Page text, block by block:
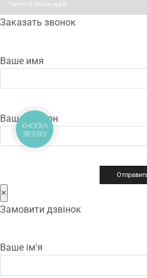
Terms of Service apply.
Заказать звонок
Ваше имя
Ваш телефон
×
Замовити дзвінок
Ваше ім'я
КНОПКА
ЗВ'ЯЗКУ